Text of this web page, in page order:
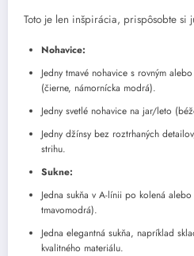
Toto je len inšpirácia, prispôsobte si
Nohavice:
Jedny tmavé nohavice s rovným
(čierne, námornícka modrá).
Jedny svetlé nohavice na jar/leto
Jedny džínsy bez roztrhaných
strihu.
Sukne:
Jedna sukňa v A-línii po kolená
tmavomodrá).
Jedna elegantná sukňa, napríklad
kvalitného materiálu.